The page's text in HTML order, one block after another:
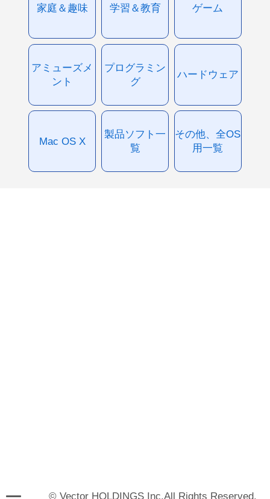
家庭＆趣味 学習＆教育 ゲーム
アミューズメ
ント
プログラミン
グ
ハードウェア
Mac OS X
製品ソフト一
覧
その他、全OS
用一覧
© Vector HOLDINGS Inc.All Rights Reserved.